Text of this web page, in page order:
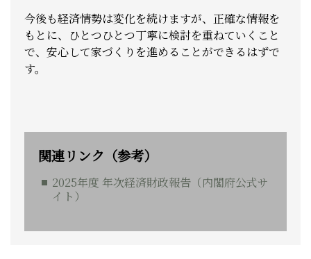
今後も経済情勢は変化を続けますが、正確な情報を
もとに、ひとつひとつ丁寧に検討を重ねていくこと
で、安心して家づくりを進めることができるはずで
す。
関連リンク（参考）
2025年度 年次経済財政報告（内閣府公式サ
イト）